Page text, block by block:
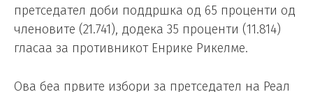
претседател доби поддршка од 65 проценти од
членовите (21.741), додека 35 проценти (11.814)
гласаа за противникот Енрике Рикелме.
Ова беа првите избори за претседател на Реал